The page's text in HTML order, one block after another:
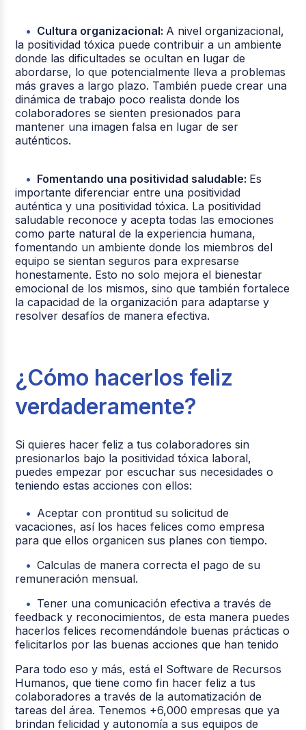
Cultura organizacional: A nivel organizacional,
la positividad tóxica puede contribuir a un ambiente
donde las dificultades se ocultan en lugar de
abordarse, lo que potencialmente lleva a problemas
más graves a largo plazo. También puede crear una
dinámica de trabajo poco realista donde los
colaboradores se sienten presionados para
mantener una imagen falsa en lugar de ser
auténticos.
Fomentando una positividad saludable: Es
importante diferenciar entre una positividad
auténtica y una positividad tóxica. La positividad
saludable reconoce y acepta todas las emociones
como parte natural de la experiencia humana,
fomentando un ambiente donde los miembros del
equipo se sientan seguros para expresarse
honestamente. Esto no solo mejora el bienestar
emocional de los mismos, sino que también fortalece
la capacidad de la organización para adaptarse y
resolver desafíos de manera efectiva.
¿Cómo hacerlos feliz
verdaderamente?
Si quieres hacer feliz a tus colaboradores sin
presionarlos bajo la positividad tóxica laboral,
puedes empezar por escuchar sus necesidades o
teniendo estas acciones con ellos:
Aceptar con prontitud su solicitud de
vacaciones, así los haces felices como empresa
para que ellos organicen sus planes con tiempo.
Calculas de manera correcta el pago de su
remuneración mensual.
Tener una comunicación efectiva a través de
feedback y reconocimientos, de esta manera puedes
hacerlos felices recomendándole buenas prácticas o
felicitarlos por las buenas acciones que han tenido
Para todo eso y más, está el Software de Recursos
Humanos, que tiene como fin hacer feliz a tus
colaboradores a través de la automatización de
tareas del área. Tenemos +6,000 empresas que ya
brindan felicidad y autonomía a sus equipos de